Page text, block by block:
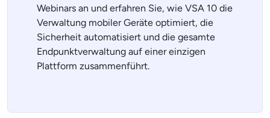
Webinars an und erfahren Sie, wie VSA 10 die
Verwaltung mobiler Geräte optimiert, die
Sicherheit automatisiert und die gesamte
Endpunktverwaltung auf einer einzigen
Plattform zusammenführt.